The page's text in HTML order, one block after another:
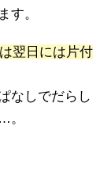
す。
翌日には片付
なしでだらし
。